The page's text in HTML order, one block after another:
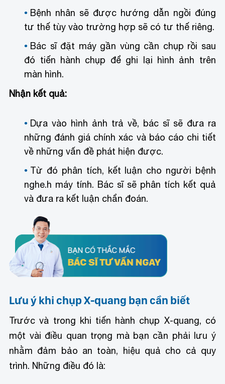
Bệnh nhân sẽ được hướng dẫn ngồi đúng
tư thế tùy vào trường hợp sẽ có tư thế riêng.
Bác sĩ đặt máy gần vùng cần chụp rồi sau
đó tiến hành chụp để ghi lại hình ảnh trên
màn hình.
Nhận kết quả:
Dựa vào hình ảnh trả về, bác sĩ sẽ đưa ra
những đánh giá chính xác và báo cáo chi tiết
về những vấn đề phát hiện được.
Từ đó phân tích, kết luận cho người bệnh
nghe.h máy tính. Bác sĩ sẽ phân tích kết quả
và đưa ra kết luận chẩn đoán.
Lưu ý khi chụp X-quang bạn cần biết
Trước và trong khi tiến hành chụp X-quang, có
một vài điều quan trọng mà bạn cần phải lưu ý
nhằm đảm bảo an toàn, hiệu quả cho cả quy
trình. Những điều đó là: